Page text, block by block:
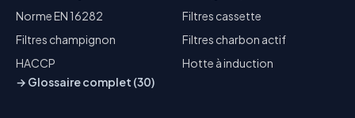
Norme EN 16282
Filtres cassette
Filtres champignon
Filtres charbon actif
HACCP
Hotte à induction
→ Glossaire complet (30)